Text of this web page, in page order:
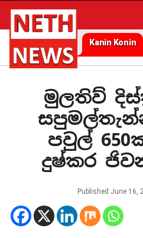
Kanin Konin
මුලතිව්
පවුල්
දුෂ්කර
Published June 16,